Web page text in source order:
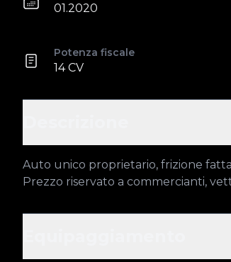
01.2020
Potenza fiscale
14 CV
Auto unico proprietario, frizione
Prezzo riservato a commercianti,